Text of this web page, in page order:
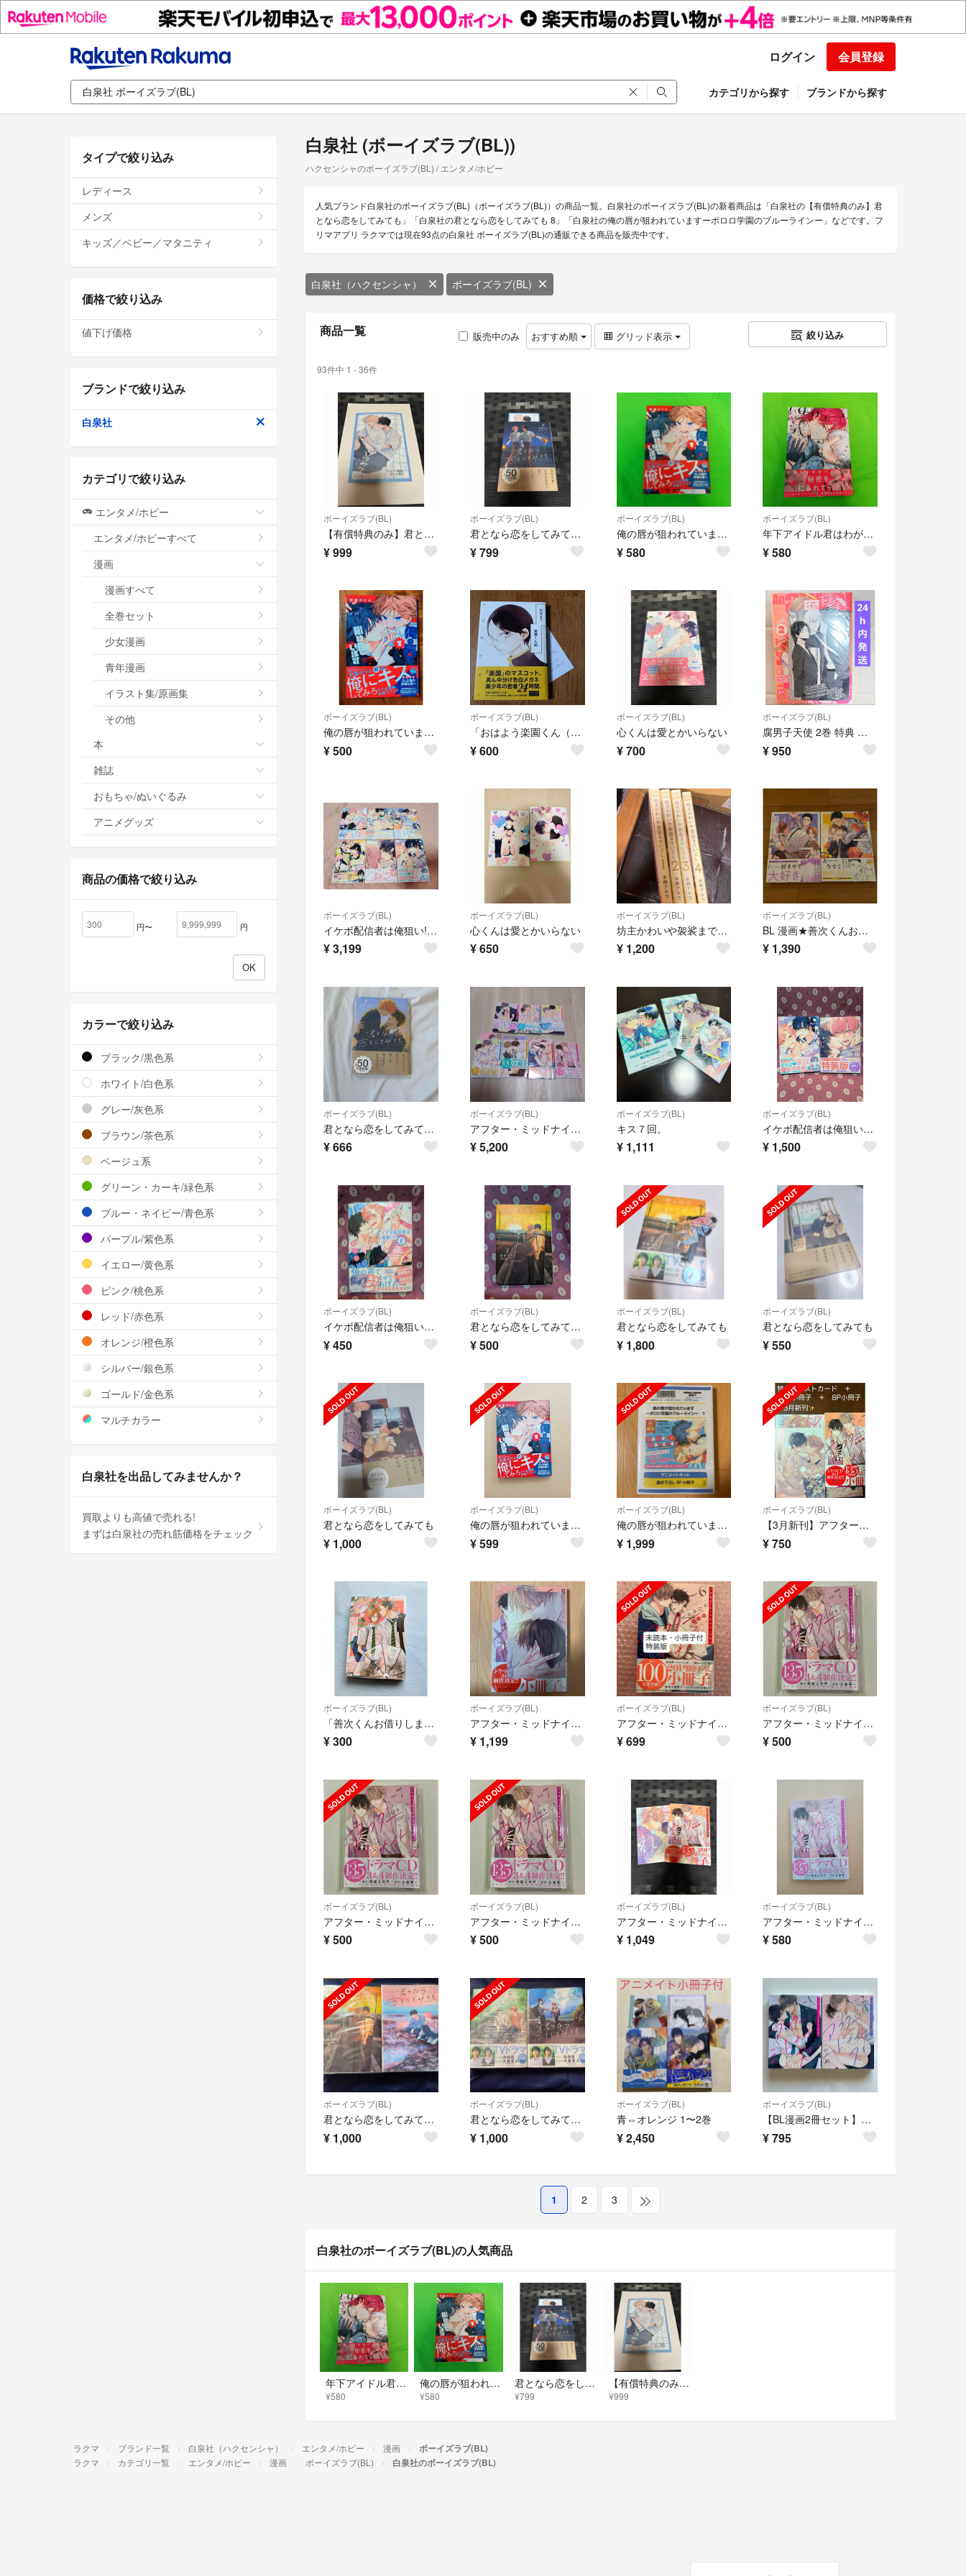
ログイン 会員登録
カテゴリから探す ブランドから探す
白泉社 (ボーイズラブ(BL))
ハクセンシャのボーイズラブ(BL) / エンタメ/ホビー
人気ブランド白泉社のボーイズラブ(BL)（ボーイズラブ(BL)）の商品一覧。白泉社のボーイズラブ(BL)の新着商品は「白泉社の【有償特典のみ】君
となら恋をしてみても」「白泉社の君となら恋をしてみても 8」「白泉社の俺の唇が狙われていますーポロロ学園のブルーラインー」などです。フ
リマアプリ ラクマでは現在93点の白泉社 ボーイズラブ(BL)の通販できる商品を販売中です。
白泉社（ハクセンシャ） ボーイズラブ(BL)
商品一覧 販売中のみ おすすめ順 グリッド表示 絞り込み
93件中 1 - 36件
ボーイズラブ(BL)
【有償特典のみ】君となら恋をしてみても
¥999
ボーイズラブ(BL)
君となら恋をしてみても 8
¥799
ボーイズラブ(BL)
俺の唇が狙われていますーポロロ学園のブルーラインー
¥580
ボーイズラブ(BL)
年下アイドル君はわがままで嫉妬深い BL
¥580
ボーイズラブ(BL)
俺の唇が狙われていますーポロロ学園のブルーラインー
¥500
ボーイズラブ(BL)
「おはよう楽園くん（仮）」中村明日美子
¥600
ボーイズラブ(BL)
心くんは愛とかいらない
¥700
ボーイズラブ(BL)
腐男子天使 2巻 特典 イラストカード
¥950
ボーイズラブ(BL)
イケボ配信者は俺狙い!? 1〜6巻まとめ売り
¥3,199
ボーイズラブ(BL)
心くんは愛とかいらない
¥650
ボーイズラブ(BL)
坊主かわいや袈裟までいとし 全4巻（花丸コミックス・プレミアム） 本間アキラ
¥ 1,200
ボーイズラブ(BL)
BL 漫画★善次くんお借りします 4巻、5巻 2冊セット 玉川しぇんな 様
¥ 1,390
ボーイズラブ(BL)
君となら恋をしてみても 7 巻
¥666
ボーイズラブ(BL)
アフター・ミッドナイト・スキン 1-7巻
¥5,200
ボーイズラブ(BL)
キス７回。
¥ 1,111
ボーイズラブ(BL)
イケボ配信者は俺狙い！？ 5、6巻
¥ 1,500
ボーイズラブ(BL)
イケボ配信者は俺狙い！？ 1巻
¥450
ボーイズラブ(BL)
君となら恋をしてみても 3巻
¥500
ボーイズラブ(BL)
君となら恋をしてみても
¥ 1,800
ボーイズラブ(BL)
君となら恋をしてみても
¥550
ボーイズラブ(BL)
君となら恋をしてみても
¥ 1,000
ボーイズラブ(BL)
俺の唇が狙われていますーポロロ学園のブルーラインー
¥599
ボーイズラブ(BL)
俺の唇が狙われていますーポロロ学園のブルーラインー
¥ 1,999
ボーイズラブ(BL)
【3月新刊】アフター・ミッドナイト・スキン 7巻（特装版） にむまひろ 小冊子付
¥750
ボーイズラブ(BL)
「善次くんお借りします」玉川しぇんな
¥300
ボーイズラブ(BL)
アフター・ミッドナイト・スキン 7巻 小冊子付き特装版
¥ 1,199
ボーイズラブ(BL)
アフター・ミッドナイト・スキン 6 特装版 小冊子付
¥699
ボーイズラブ(BL)
アフター・ミッドナイト・スキン7巻
¥500
ボーイズラブ(BL)
アフター・ミッドナイト・スキン7巻
¥500
ボーイズラブ(BL)
アフター・ミッドナイト・スキン7巻
¥500
ボーイズラブ(BL)
アフター・ミッドナイト・スキン
¥ 1,049
ボーイズラブ(BL)
アフター・ミッドナイト・スキン7 にむまひろ シュリンク付通常版
¥580
ボーイズラブ(BL)
君となら恋をしてみても3・4巻
¥ 1,000
ボーイズラブ(BL)
君となら恋をしてみても1・2巻
¥ 1,000
ボーイズラブ(BL)
青⇔オレンジ 1〜2巻
¥2,450
ボーイズラブ(BL)
【BL漫画2冊セット】アフター・ミッドナイト・スキン1,2巻
¥795
1 2 3
白泉社のボーイズラブ(BL)の人気商品
年下アイドル君はわがままで嫉妬深い BL
¥580
俺の唇が狙われていますーポロロ学園のブルーラインー
¥580
君となら恋をしてみても 8
¥799
【有償特典のみ】君となら恋をしてみても
¥999
タイプで絞り込み
レディース
メンズ
キッズ／ベビー／マタニティ
価格で絞り込み
値下げ価格
ブランドで絞り込み
白泉社
カテゴリで絞り込み
エンタメ/ホビー
エンタメ/ホビーすべて
漫画
漫画すべて
全巻セット
少女漫画
青年漫画
イラスト集/原画集
その他
本
雑誌
おもちゃ/ぬいぐるみ
アニメグッズ
商品の価格で絞り込み
円〜 円
カラーで絞り込み
ブラック/黒色系
ホワイト/白色系
グレー/灰色系
ブラウン/茶色系
ベージュ系
グリーン・カーキ/緑色系
ブルー・ネイビー/青色系
パープル/紫色系
イエロー/黄色系
ピンク/桃色系
レッド/赤色系
オレンジ/橙色系
シルバー/銀色系
ゴールド/金色系
マルチカラー
白泉社を出品してみませんか？
買取よりも高値で売れる!
まずは白泉社の売れ筋価格をチェック
ラクマ ブランド一覧 白泉社（ハクセンシャ） エンタメ/ホビー 漫画 ボーイズラブ(BL)
ラクマ カテゴリ一覧 エンタメ/ホビー 漫画 ボーイズラブ(BL) 白泉社のボーイズラブ(BL)